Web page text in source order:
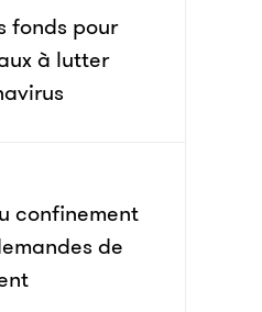
fonds pour
à lutter
confinement
de